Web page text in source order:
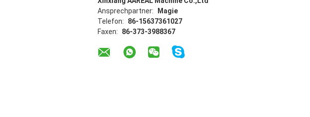
Ansprechpartner:
Magie
Telefon:
86-15637361027
Faxen:
86-373-3988367